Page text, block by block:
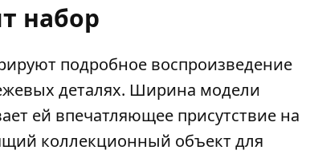
набор
подробное воспроизведение
деталях. Ширина модели
ей впечатляющее присутствие на
коллекционный объект для